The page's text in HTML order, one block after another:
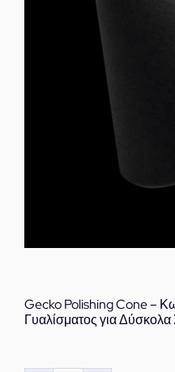
Gecko Polishing Cone –
Γυαλίσματος για Δύσκολα